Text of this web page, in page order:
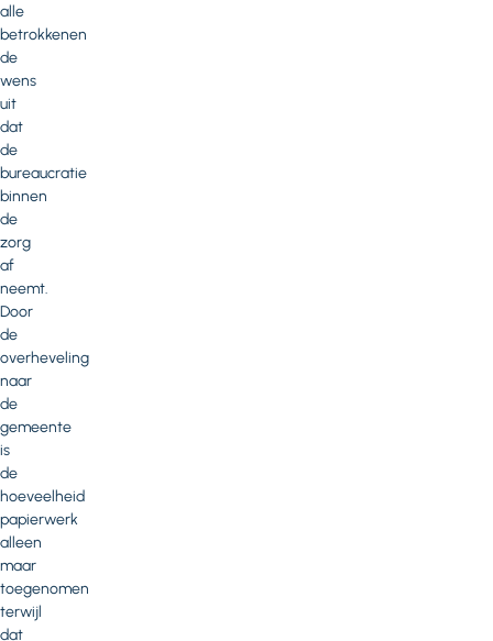
alle
betrokkenen
de
wens
uit
dat
de
bureaucratie
binnen
de
zorg
af
neemt.
Door
de
overheveling
naar
de
gemeente
is
de
hoeveelheid
papierwerk
alleen
maar
toegenomen
terwijl
dat